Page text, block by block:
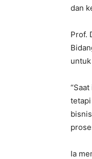
dan
Prof.
Ia